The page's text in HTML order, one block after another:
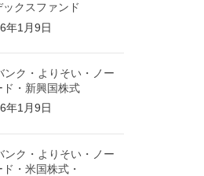
ックスファンド
年1月9日
ンク・よりそい・ノー
ド・新興国株式
年1月9日
ンク・よりそい・ノー
ド・米国株式・